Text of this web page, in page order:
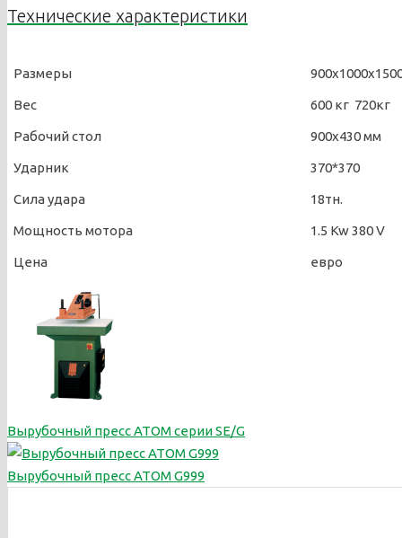
Технические характеристики
Размеры
Вес 600 кг 720кг
Рабочий стол 900х430 мм
Ударник 370*370
Сила удара 18тн.
Мощность мотора 1.5 Kw 380 V
Цена евро
Вырубочный пресс ATOM серии SE/G
Вырубочный пресс ATOM G999